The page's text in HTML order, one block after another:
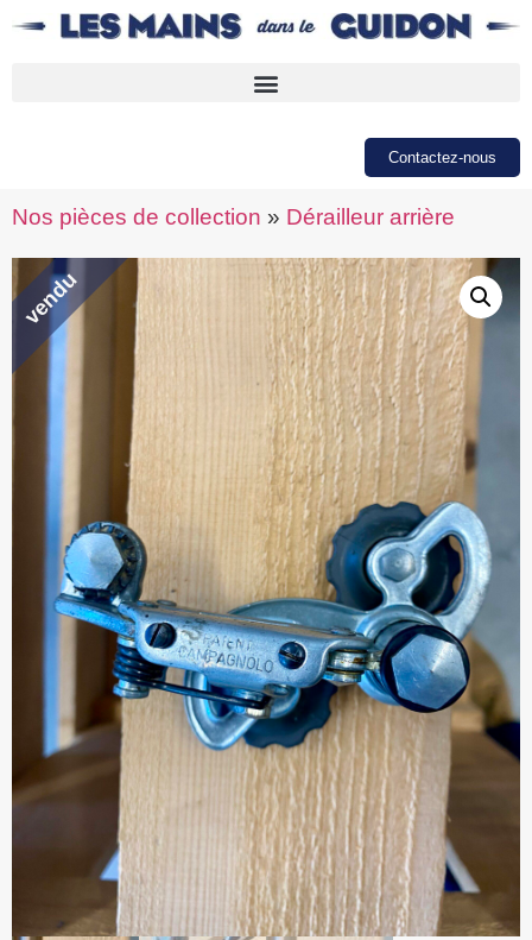
Contactez-nous
Nos pièces de collection » Dérailleur arrière
vendu